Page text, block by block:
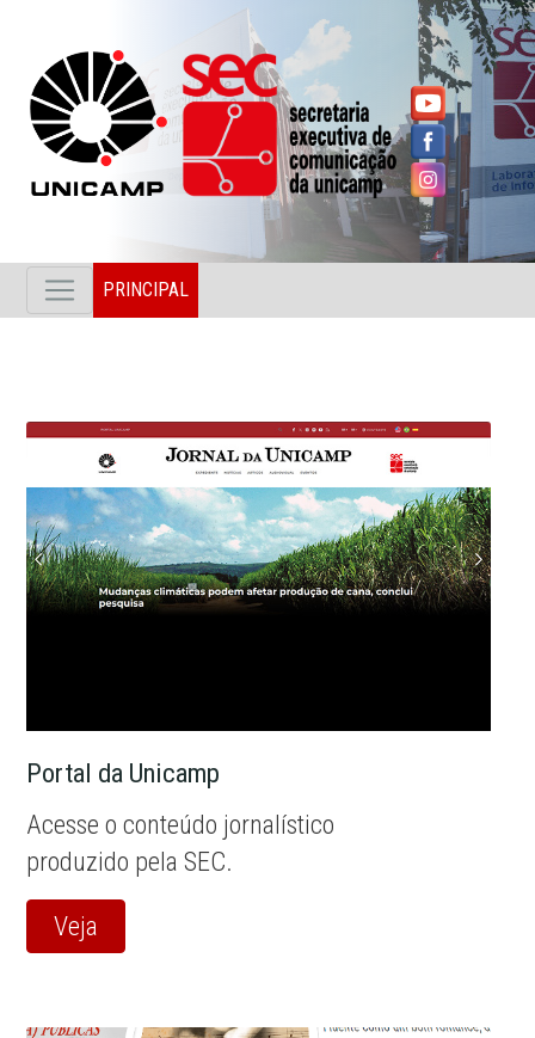
PRINCIPAL
Portal da Unicamp
Acesse o conteúdo jornalístico
produzido pela SEC.
Veja